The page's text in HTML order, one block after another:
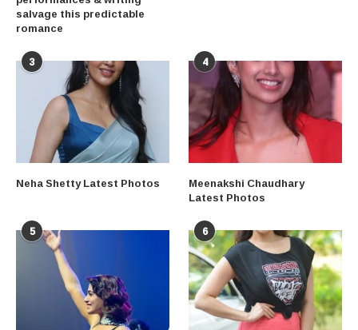
salvage this predictable
romance
3
Neha Shetty Latest Photos
4
Meenakshi Chaudhary
Latest Photos
5 6